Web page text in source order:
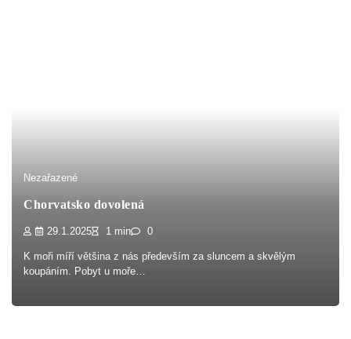
Nezařazené
Chorvatsko dovolená
29.1.2025 1 min 0
K moři míří většina z nás především za sluncem a skvělým
koupáním. Pobyt u moře…